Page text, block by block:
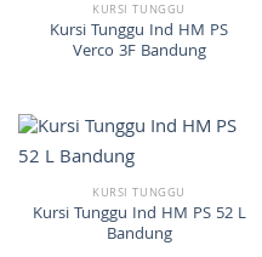
KURSI TUNGGU
Kursi Tunggu Ind HM PS
Verco 3F Bandung
KURSI TUNGGU
Kursi Tunggu Ind HM PS 52 L
Bandung